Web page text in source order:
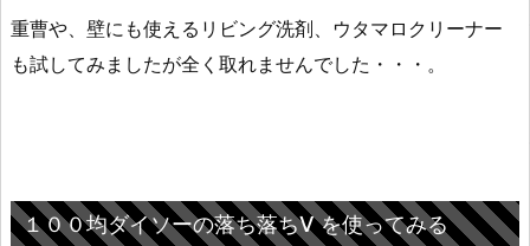
重曹や、壁にも使えるリビング洗剤、ウタマロクリーナー
も試してみましたが全く取れませんでした・・・。
１００均ダイソーの落ち落ちV を使ってみる